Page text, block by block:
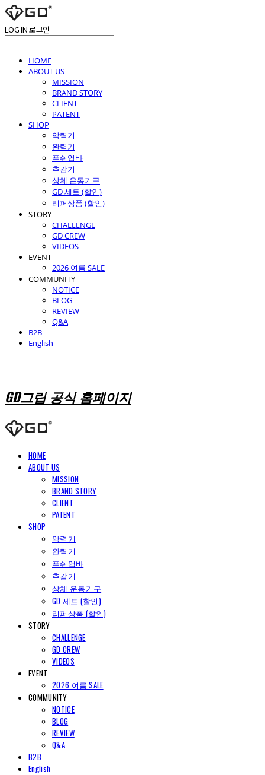
LOG IN로그인
HOME
ABOUT US
MISSION
BRAND STORY
CLIENT
PATENT
SHOP
악력기
완력기
푸쉬업바
추감기
상체 운동기구
GD 세트 (할인)
리퍼상품 (할인)
STORY
CHALLENGE
GD CREW
VIDEOS
EVENT
2026 여름 SALE
COMMUNITY
NOTICE
BLOG
REVIEW
Q&A
B2B
English
GD그립 공식 홈페이지
HOME
ABOUT US
MISSION
BRAND STORY
CLIENT
PATENT
SHOP
악력기
완력기
푸쉬업바
추감기
상체 운동기구
GD 세트 (할인)
리퍼상품 (할인)
STORY
CHALLENGE
GD CREW
VIDEOS
EVENT
2026 여름 SALE
COMMUNITY
NOTICE
BLOG
REVIEW
Q&A
B2B
English